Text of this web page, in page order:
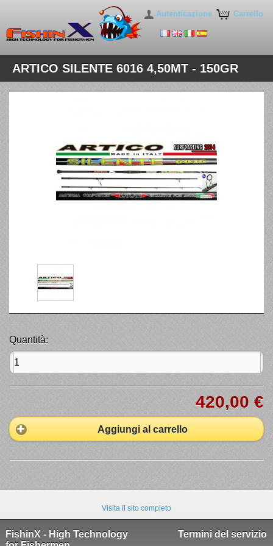
Carrello
Autenticazione
ARTICO SILENTE 6016 4,50MT - 150GR
Quantità:
420,00 €
Aggiungi al carrello
Visita il sito completo
FishinX - High Technology
Termini del servizio